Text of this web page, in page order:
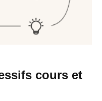
cours et